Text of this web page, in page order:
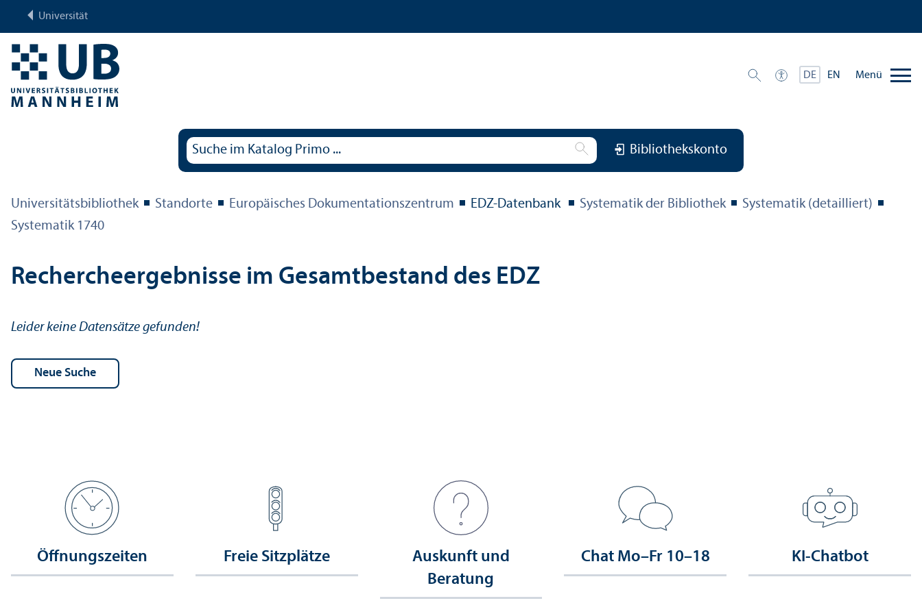
Universität
DE EN Menü
Bibliothekskonto
Universitäts­bibliothek Standorte Europäisches Dokumentations­zentrum EDZ-Datenbank Systematik der Bibliothek
Systematik (detailliert)
Systematik 1740
Rechercheergebnisse im Gesamtbestand des EDZ
Leider keine Datensätze gefunden!
Öffnungs­zeiten Freie Sitzplätze
Auskunft und
Beratung
Chat Mo–Fr 10–18 KI-Chatbot